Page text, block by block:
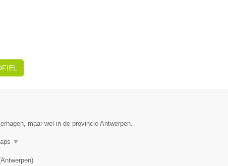
maar wel in de provincie Antwerpen.
▼
Antwerpen)